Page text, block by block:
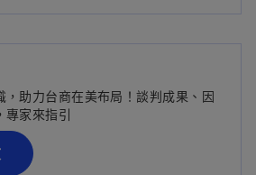
，助力台商在美布局！談判成果、因
專家來指引